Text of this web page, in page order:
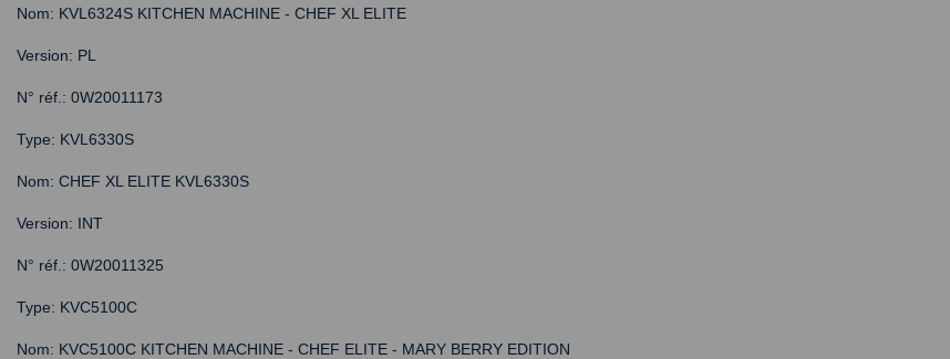
Nom: KVL6324S KITCHEN MACHINE - CHEF XL ELITE
Version: PL
N° réf.: 0W20011173
Type: KVL6330S
Nom: CHEF XL ELITE KVL6330S
Version: INT
N° réf.: 0W20011325
Type: KVC5100C
Nom: KVC5100C KITCHEN MACHINE - CHEF ELITE - MARY BERRY EDITION